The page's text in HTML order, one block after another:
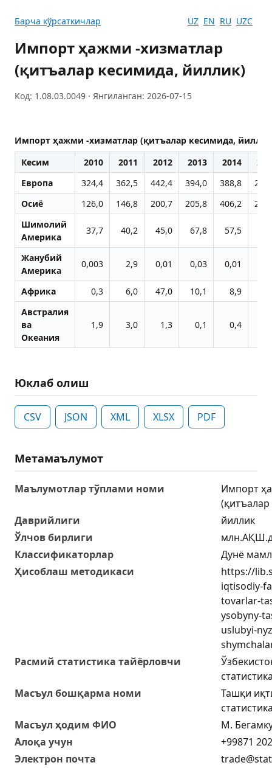
Барча кўрсаткичлар UZ EN RU UZC
Импорт ҳажми -хизматлар
(қитъалар кесимида, йиллик)
Код: 1.08.03.0049 · Янгиланган: 2026-07-15
Импорт ҳажми -хизматлар (қитъалар кесимида,
Кесим
2010 2011 2012 2013 2014
Европа
324,4 362,5 442,4 394,0 388,8
Осиё
126,0 146,8 200,7 205,8 406,2
Шимолий
Америка
37,7 40,2 45,0 67,8 57,5
Жанубий
Америка
0,003 2,9 0,01 0,03 0,01
Африка 0,3 6,0 47,0 10,1 8,9
Австралия
ва
Океания
1,9 3,0 1,3 0,1 0,4
Юклаб олиш
CSV JSON XML XLSX PDF
Метамаълумот
Маълумотлар тўплами номи
Импорт
Даврийлиги
йиллик
Ўлчов бирлиги
Классификаторлар
Дунё
Ҳисоблаш методикаси
https://
iqtisodiy-
tovarlar-
ysobyny-
uslubyi-
Расмий статистика тайёрловчи
Масъул бошқарма номи
Ташқи
Масъул ҳодим ФИО
М.
Алоқа учун
+99871
Электрон почта